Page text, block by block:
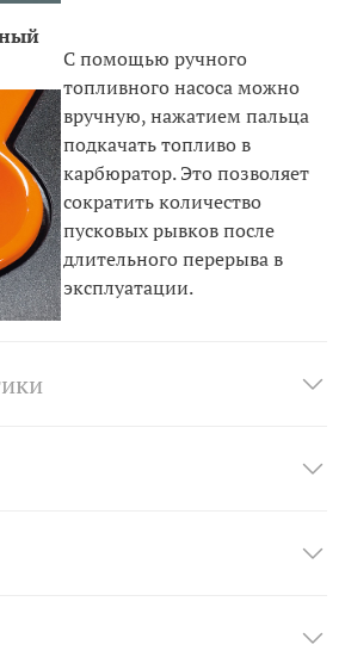
С помощью ручного
топливного насоса можно
вручную, нажатием пальца
подкачать топливо в
карбюратор. Это позволяет
сократить количество
пусковых рывков после
длительного перерыва в
эксплуатации.